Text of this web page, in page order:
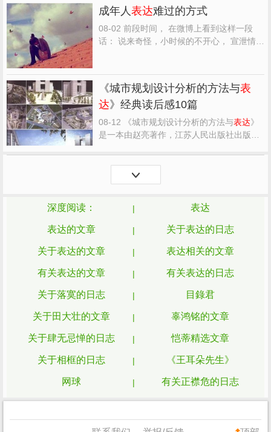
的一些读者的读后感，希望对大家能有帮
助。 《生活处处要演讲：如何让你的
有影响力》精选点评...
成年人 表达难过的方式
08-02 前段时间， 在微博上看到这样一段
话： 说来奇怪，小时候的不开心， 宣泄情绪
种， 那就是沉默。 那是一种什么样的感觉
呢？ 大概就像那...
《城市规划设计分析的方法与表
达》经典读后感10篇
08-12 《城市规划设计分析的方法与表达》
是一本由赵亮著作，江苏人民出版社出版的
希望对大家能有帮助。 《城市规划设计分析
的方法与表达》读后感(一)：授人以鱼不如
深度阅读： 表达
表达的文章 关于表达的日志
关于表达的文章 表达相关的文章
有关表达的文章 有关表达的日志
关于落寞的日志 目錄君
关于田大壮的文章 辜鸿铭的文章
关于肆无忌惮的日志 恺蒂精选文章
关于相框的日志 《王耳朵先生》
网球 有关正襟危的日志
《微文化经典荟萃》杂志 关于外军的日志